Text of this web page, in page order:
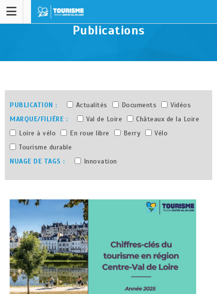
Publications
PUBLICATION Actualités Documents
Vidéos
MARQUE/FILIÈRE
Val de Loire
Châteaux de la Loire
Loire à vélo
En roue libre Berry
Vélo
Tourisme durable
NUAGE DE TAGS
Innovation